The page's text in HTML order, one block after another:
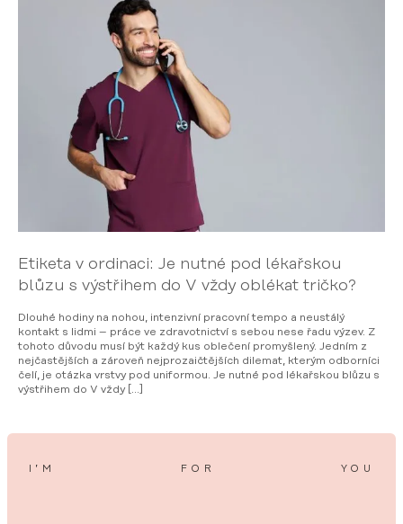
Etiketa v ordinaci: Je nutné pod lékařskou
blůzu s výstřihem do V vždy oblékat tričko?
Dlouhé hodiny na nohou, intenzivní pracovní tempo a neustálý
kontakt s lidmi – práce ve zdravotnictví s sebou nese řadu výzev. Z
tohoto důvodu musí být každý kus oblečení promyšlený. Jedním z
nejčastějších a zároveň nejprozaičtějších dilemat, kterým odborníci
čelí, je otázka vrstvy pod uniformou. Je nutné pod lékařskou blůzu s
výstřihem do V vždy […]
I’M FOR YOU